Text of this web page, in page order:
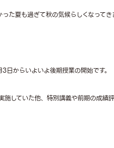
た夏も過ぎて秋の気候らしくなってき
からいよいよ後期授業の開始です。
していた他、特別講義や前期の成